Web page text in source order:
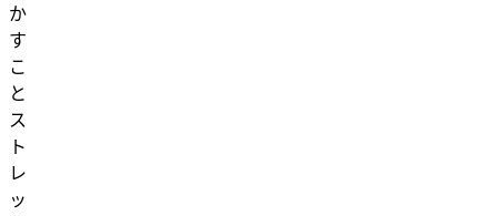
か
す
こ
と
ス
ト
レ
ッ